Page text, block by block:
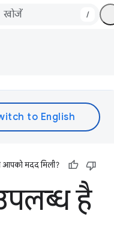
/
आपको मदद मिली?
है